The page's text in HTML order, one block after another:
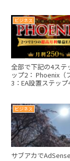
ビジネス
全部で下記の4ステ
ップ2： Phoenix（
3：EA設置ステッ
ビジネス
サブアカで